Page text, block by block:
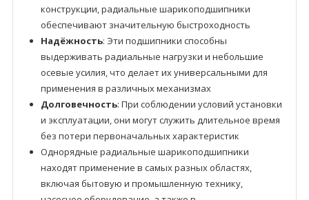
конструкции, радиальные шарикоподшипники
обеспечивают значительную быстроходность
Надёжность: Эти подшипники способны
выдерживать радиальные нагрузки и небольшие
осевые усилия, что делает их универсальными для
применения в различных механизмах
Долговечность: При соблюдении условий установки
и эксплуатации, они могут служить длительное время
без потери первоначальных характеристик
Однорядные радиальные шарикоподшипники
находят применение в самых разных областях,
включая бытовую и промышленную технику,